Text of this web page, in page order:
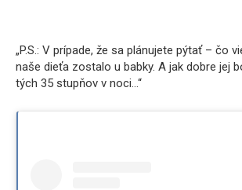
„P.S.: V prípade, že sa plánujete pýtať – čo
naše dieťa zostalo u babky. A jak dobre jej
tých 35 stupňov v noci…“